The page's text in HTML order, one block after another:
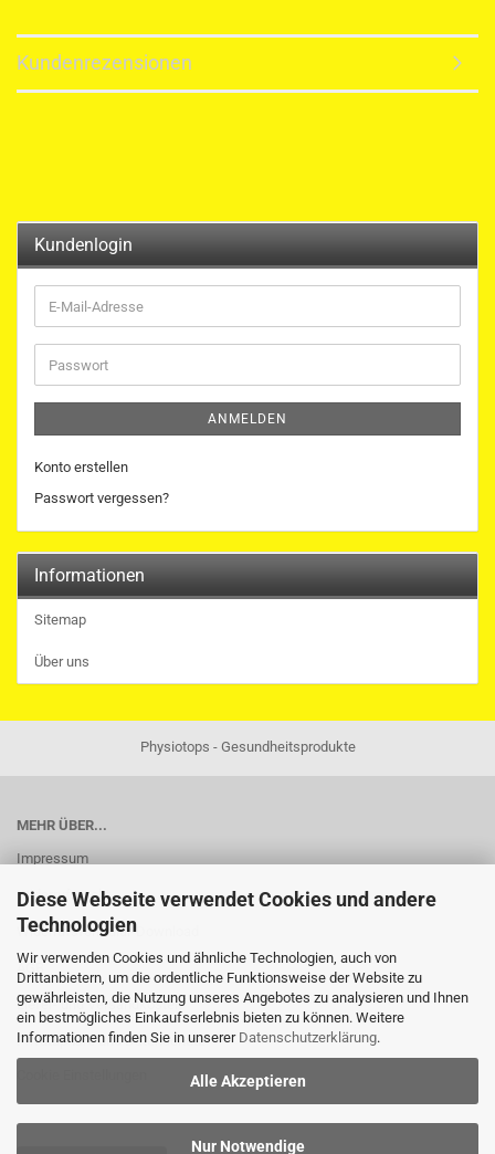
Diese Webseite verwendet Cookies und andere
Technologien
Wir verwenden Cookies und ähnliche Technologien, auch von
Drittanbietern, um die ordentliche Funktionsweise der Website zu
gewährleisten, die Nutzung unseres Angebotes zu analysieren und Ihnen
ein bestmögliches Einkaufserlebnis bieten zu können. Weitere
Informationen finden Sie in unserer Datenschutzerklärung.
Alle Akzeptieren
Nur Notwendige
Kundenrezensionen
Kundenlogin
E-
Mail-
Adresse
Passwort
ANMELDEN
Konto erstellen
Passwort vergessen?
Informationen
Sitemap
Über uns
Physiotops - Gesundheitsprodukte
MEHR ÜBER...
Impressum
Widerrufsrecht
Widerrufsformular-Download
AGB
Liefer- und Versandkosten
Privatsphäre und Datenschutz